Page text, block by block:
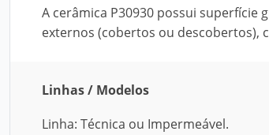
A cerâmica P30930 possui
externos (cobertos ou descobertos),
Linhas / Modelos
Linha: Técnica ou Impermeável.